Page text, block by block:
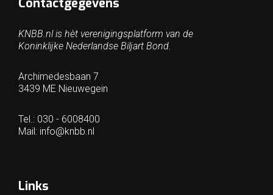
Contactgegevens
KNBB.nl is hèt verenigingsplatform van de
Koninklijke Nederlandse Biljart Bond.
Archimedesbaan 7
3439 ME Nieuwegein
Tel.: 030 - 6008400
Mail: info@knbb.nl
Links